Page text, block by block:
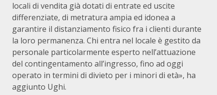
locali di vendita già dotati di entrate ed uscite
differenziate, di metratura ampia ed idonea a
garantire il distanziamento fisico fra i clienti durante
la loro permanenza. Chi entra nel locale è gestito da
personale particolarmente esperto nell’attuazione
del contingentamento all’ingresso, fino ad oggi
operato in termini di divieto per i minori di età», ha
aggiunto Ughi.